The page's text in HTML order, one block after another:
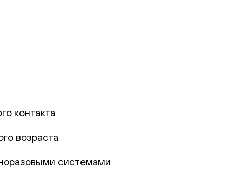
контакта
возраста
системами